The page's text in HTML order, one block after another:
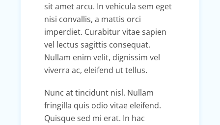
sit amet arcu. In vehicula sem eget
nisi convallis, a mattis orci
imperdiet. Curabitur vitae sapien
vel lectus sagittis consequat.
Nullam enim velit, dignissim vel
viverra ac, eleifend ut tellus.
Nunc at tincidunt nisl. Nullam
fringilla quis odio vitae eleifend.
Quisque sed mi erat. In hac